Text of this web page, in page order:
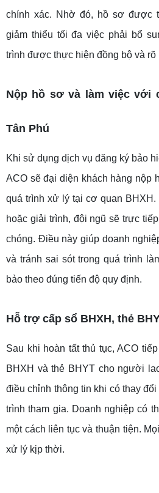
chính xác. Nhờ đó, hồ sơ được
giảm thiểu tối đa việc phải bổ
trình được thực hiện đồng bộ và rõ
Nộp hồ sơ và làm việc với
Tân Phú
Khi sử dụng dịch vụ đăng ký bảo
ACO sẽ đại diện khách hàng nộp
quá trình xử lý tại cơ quan BHXH.
hoặc giải trình, đội ngũ sẽ trực
chóng. Điều này giúp doanh
và tránh sai sót trong quá trình
bảo theo đúng tiến độ quy định.
Hỗ trợ cấp sổ BHXH, thẻ
Sau khi hoàn tất thủ tục, ACO
BHXH và thẻ BHYT cho người
điều chỉnh thông tin khi có thay
trình tham gia. Doanh nghiệp có
một cách liên tục và thuận tiện.
xử lý kịp thời.